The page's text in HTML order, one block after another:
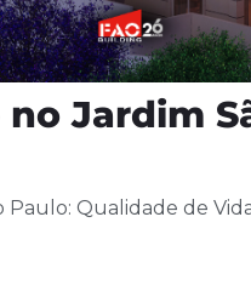
Jardim
Qualidade de